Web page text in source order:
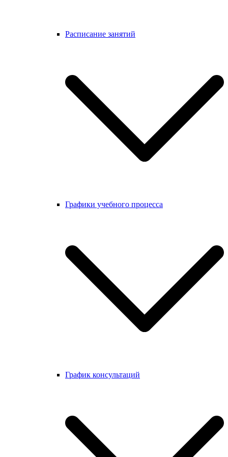
Расписание занятий
Графики учебного процесса
График консультаций